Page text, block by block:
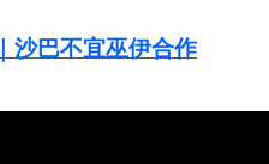
沙巴不宜巫伊合作